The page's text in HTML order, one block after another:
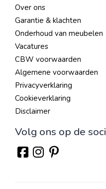
Over ons
Garantie & klachten
Onderhoud van meubelen
Vacatures
CBW voorwaarden
Algemene voorwaarden
Privacyverklaring
Cookieverklaring
Disclaimer
Volg ons op de